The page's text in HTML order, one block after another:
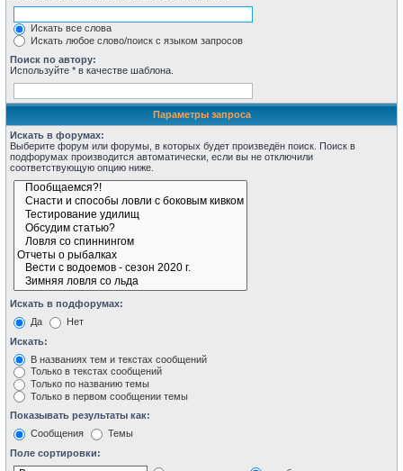
Искать все слова
Искать любое слово/поиск с языком запросов
Поиск по автору:
Используйте * в качестве шаблона.
Параметры запроса
Искать в форумах:
Выберите форум или форумы, в которых будет произведён поиск. Поиск в
подфорумах производится автоматически, если вы не отключили
соответствующую опцию ниже.
Искать в подфорумах:
Да
Нет
Искать:
В названиях тем и текстах сообщений
Только в текстах сообщений
Только по названию темы
Только в первом сообщении темы
Показывать результаты как:
Сообщения
Темы
Поле сортировки: